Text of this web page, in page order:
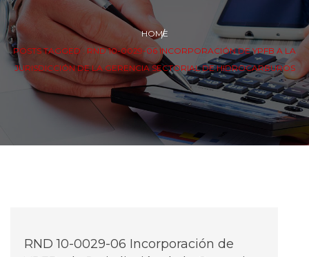
HOME
POSTS TAGGED : RND 10-0029-06 INCORPORACIÓN DE YPFB A LA
JURISDICCIÓN DE LA GERENCIA SECTORIAL DE HIDROCARBUROS
RND 10-0029-06 Incorporación de